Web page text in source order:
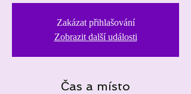
Zakázat přihlašování
Zobrazit další události
Čas a místo